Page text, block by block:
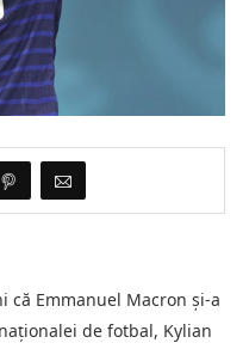
că Emmanuel Macron și-a
de fotbal, Kylian